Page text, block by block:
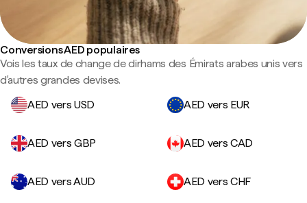
Conversions AED populaires
Vois les taux de change de dirhams des Émirats arabes unis vers
d'autres grandes devises.
AED vers USD
AED vers EUR
AED vers GBP AED vers CAD
AED vers AUD AED vers CHF